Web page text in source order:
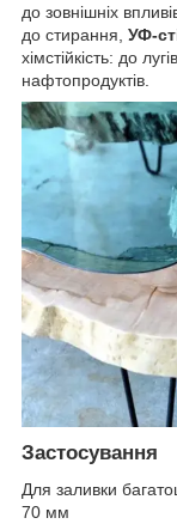
до зовнішніх
до стирання, УФ-
хімстійкість: до
нафтопродуктів.
Застосування
Для заливки
70 мм